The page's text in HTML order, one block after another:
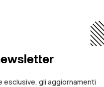
esclusive, gli aggiornamenti